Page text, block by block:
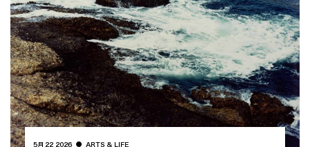
5月 22 2026 ARTS & LIFE